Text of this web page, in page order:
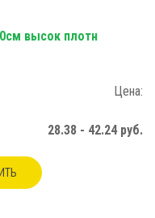
высок плотн
Цена:
28.38 - 42.24 руб.